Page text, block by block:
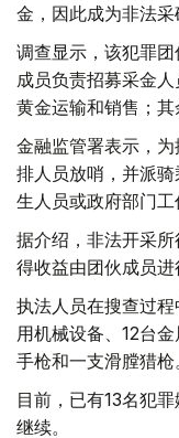
金，因此成为非法采
调查显示，该犯罪
成员负责招募采金
黄金运输和销售；其
金融监管署表示，
排人员放哨，并派
生人员或政府部门工
据介绍，非法开采
得收益由团伙成员进
执法人员在搜查过
用机械设备、12台
手枪和一支滑膛猎枪
目前，已有13名犯
继续。